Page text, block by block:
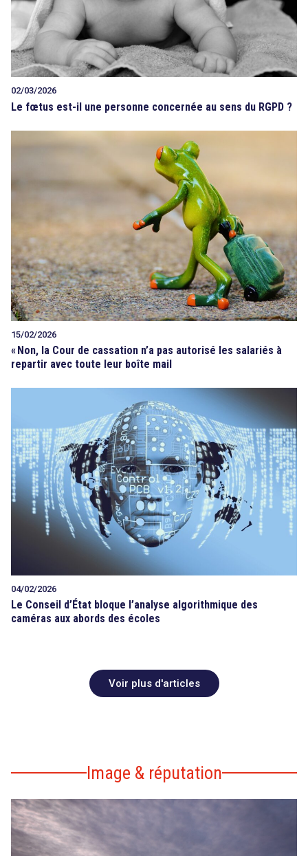
02/03/2026
Le fœtus est-il une personne concernée au sens du RGPD ?
15/02/2026
« Non, la Cour de cassation n’a pas autorisé les salariés à
repartir avec toute leur boîte mail
04/02/2026
Le Conseil d’État bloque l’analyse algorithmique des
caméras aux abords des écoles
Voir plus d'articles
Image & réputation